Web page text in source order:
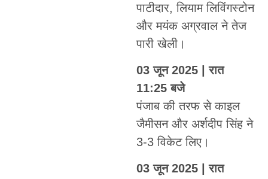
पाटीदार, लियाम लिविंगस्टोन
और मयंक अग्रवाल ने तेज
पारी खेली।
03 जून 2025 | रात
11:25 बजे
पंजाब की तरफ से काइल
जैमीसन और अर्शदीप सिंह ने
3-3 विकेट लिए।
03 जून 2025 | रात